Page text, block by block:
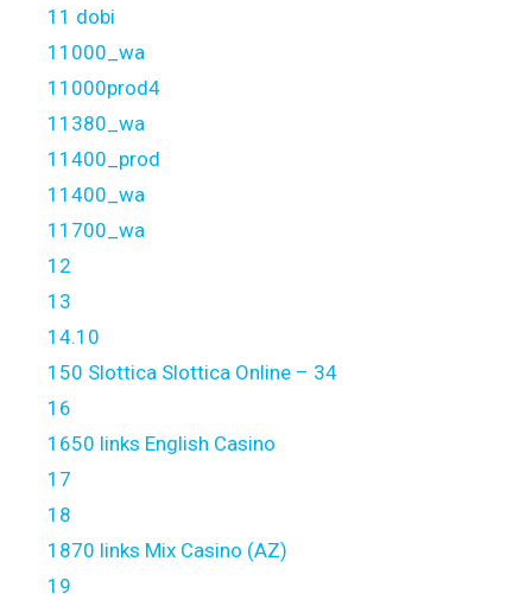
11 dobi
11000_wa
11000prod4
11380_wa
11400_prod
11400_wa
11700_wa
12
13
14.10
150 Slottica Slottica Online – 34
16
1650 links English Casino
17
18
1870 links Mix Casino (AZ)
19